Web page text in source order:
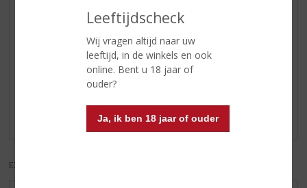
Leeftijdscheck
Wij vragen altijd naar uw
leeftijd, in de winkels en ook
online. Bent u 18 jaar of
ouder?
Ja, ik ben 18 jaar of ouder
lange afdronk
Reviews
Er zijn nog geen reviews geplaatst voor dit product
EXCL. BTW